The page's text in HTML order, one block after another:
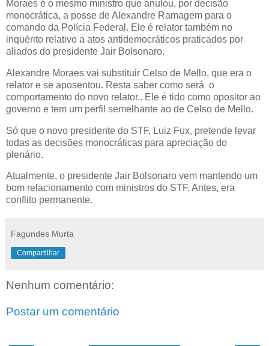
Moraes é o mesmo ministro que anulou, por decisão
monocrática, a posse de Alexandre Ramagem para o
comando da Polícia Federal. Ele é relator também no
inquérito relativo a atos antidemocráticos praticados por
aliados do presidente Jair Bolsonaro.
Alexandre Moraes vai substituir Celso de Mello, que era o
relator e se aposentou. Resta saber como será o
comportamento do novo relator.. Ele é tido como opositor ao
governo e tem um perfil semelhante ao de Celso de Mello.
Só que o novo presidente do STF, Luiz Fux, pretende levar
todas as decisões monocráticas para apreciação do
plenário.
Atualmente, o presidente Jair Bolsonaro vem mantendo um
bom relacionamento com ministros do STF. Antes, era
conflito permanente.
Fagundes Murta
Compartilhar
Nenhum comentário:
Postar um comentário